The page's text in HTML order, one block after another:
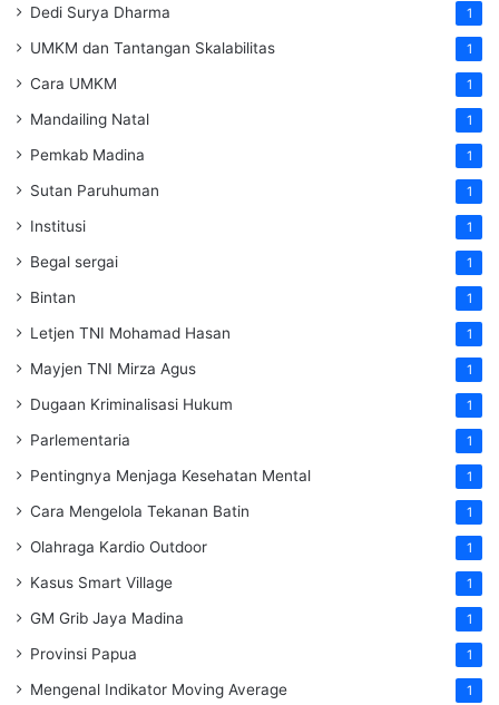
Dedi Surya Dharma 1
UMKM dan Tantangan Skalabilitas 1
Cara UMKM 1
Mandailing Natal 1
Pemkab Madina 1
Sutan Paruhuman 1
Institusi 1
Begal sergai 1
Bintan 1
Letjen TNI Mohamad Hasan 1
Mayjen TNI Mirza Agus 1
Dugaan Kriminalisasi Hukum 1
Parlementaria 1
Pentingnya Menjaga Kesehatan Mental 1
Cara Mengelola Tekanan Batin 1
Olahraga Kardio Outdoor 1
Kasus Smart Village 1
GM Grib Jaya Madina 1
Provinsi Papua 1
Mengenal Indikator Moving Average 1